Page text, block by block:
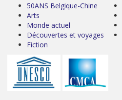
50ANS Belgique-Chine
Arts
Monde actuel
Découvertes et voyages
Fiction